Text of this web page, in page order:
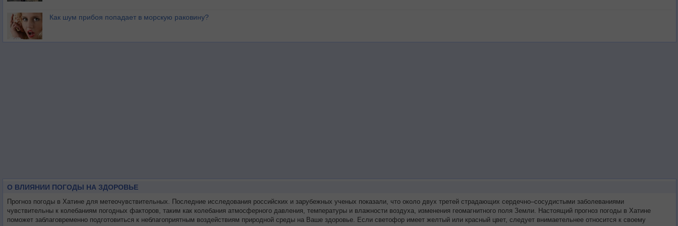
Как шум прибоя попадает в морскую раковину?
О ВЛИЯНИИ ПОГОДЫ НА ЗДОРОВЬЕ
Прогноз погоды в Хатине для метеочувствительных. Последние исследования российских и зарубежных ученых показали, что около двух третей страдающих сердечно–сосудистыми заболеваниями
чувствительны к колебаниям погодных факторов, таким как колебания атмосферного давления, температуры и влажности воздуха, изменения геомагнитного поля Земли. Настоящий прогноз погоды в Хатине
поможет заблаговременно подготовиться к неблагоприятным воздействиям природной среды на Ваше здоровье. Если светофор имеет желтый или красный цвет, следует внимаетельнее относится к своему